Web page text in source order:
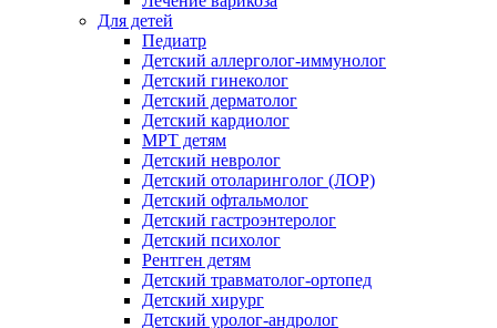
Для детей
Педиатр
Детский аллерголог-иммунолог
Детский гинеколог
Детский дерматолог
Детский кардиолог
МРТ детям
Детский невролог
Детский отоларинголог (ЛОР)
Детский офтальмолог
Детский гастроэнтеролог
Детский психолог
Рентген детям
Детский травматолог-ортопед
Детский хирург
Детский уролог-андролог